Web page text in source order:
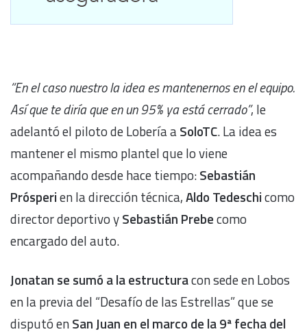
“En el caso nuestro la idea es mantenernos en el equipo.
Así que te diría que en un 95% ya está cerrado”, le
adelantó el piloto de Lobería aSoloTC. La idea es
mantener el mismo plantel que lo viene
acompañando desde hace tiempo:Sebastián
Prósperien la dirección técnica,Aldo Tedeschicomo
director deportivo ySebastián Prebecomo
encargado del auto.
Jonatan se sumó a la estructuracon sede en Lobos
en la previa del “Desafío de las Estrellas” que se
disputó enSan Juan en el marco de la 9ª fecha del